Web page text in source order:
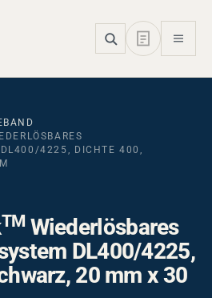
DL400/4225, DICHTE 400,
TMWiederlösbares
DL400/4225,
20 mm x 30